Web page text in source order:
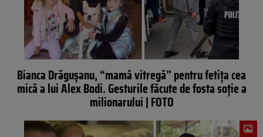
Bianca Drăgușanu, “mamă vitregă” pentru fetița cea
mică a lui Alex Bodi. Gesturile făcute de fosta soție a
milionarului | FOTO